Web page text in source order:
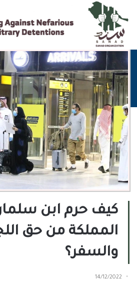
كيف حرم ابن
المملكة من حق
والسفر؟
14/12/2022